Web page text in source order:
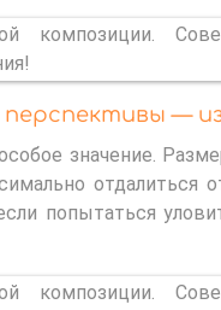
—
значение.
отдалиться
попытаться